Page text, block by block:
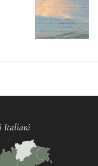
Italiani